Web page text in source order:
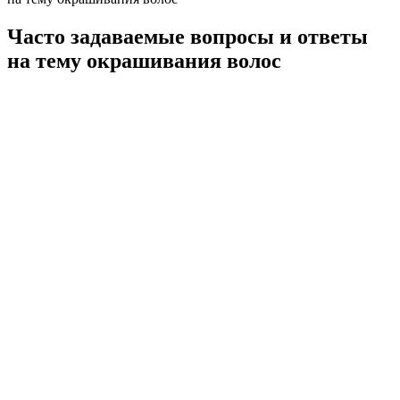
Часто задаваемые вопросы и ответы
на тему окрашивания волос